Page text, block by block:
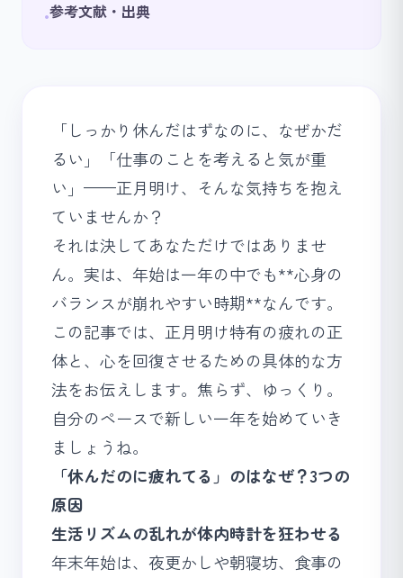
•参考文献・出典
「しっかり休んだはずなのに、なぜかだ
るい」「仕事のことを考えると気が重
い」——正月明け、そんな気持ちを抱え
ていませんか？
それは決してあなただけではありませ
ん。実は、年始は一年の中でも**心身の
バランスが崩れやすい時期**なんです。
この記事では、正月明け特有の疲れの正
体と、心を回復させるための具体的な方
法をお伝えします。焦らず、ゆっくり。
自分のペースで新しい一年を始めていき
ましょうね。
「休んだのに疲れてる」のはなぜ？3つの
原因
生活リズムの乱れが体内時計を狂わせる
年末年始は、夜更かしや朝寝坊、食事の